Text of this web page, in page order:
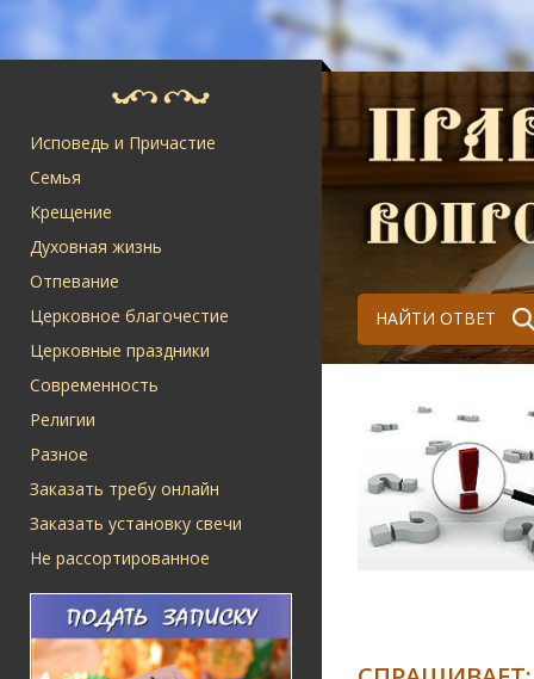
Исповедь и Причастие
Семья
Крещение
Духовная жизнь
Отпевание
Церковное благочестие
Церковные праздники
Современность
Религии
Разное
Заказать требу онлайн
Заказать установку свечи
Не рассортированное
НАЙТИ ОТВЕТ